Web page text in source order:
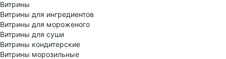
Витрины
Витрины для ингредиентов
Витрины для мороженого
Витрины для суши
Витрины кондитерские
Витрины морозильные